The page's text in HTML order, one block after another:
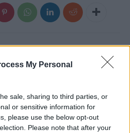
My Personal
sale, sharing to third parties, or
or sensitive information for
please use the below opt-out
Please note that after your
e-cars.hu